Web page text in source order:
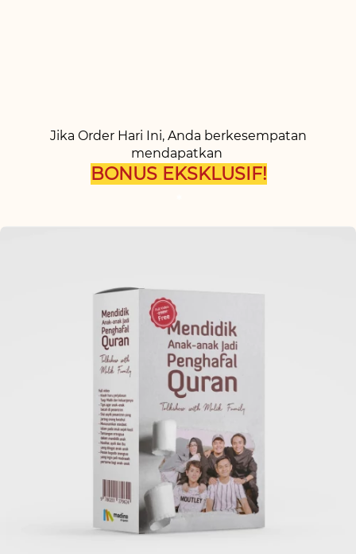
Jika Order Hari Ini, Anda berkesempatan
mendapatkan
BONUS EKSKLUSIF!